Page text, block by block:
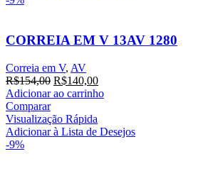
CORREIA EM V 13AV 1280
Correia em V, AV
R$154,00 O
preço
era:
R$154,00.
R$140,00O
preço
R$140,00.
Adicionar ao carrinho
Comparar
Visualização Rápida
Adicionar à Lista de Desejos
-9%